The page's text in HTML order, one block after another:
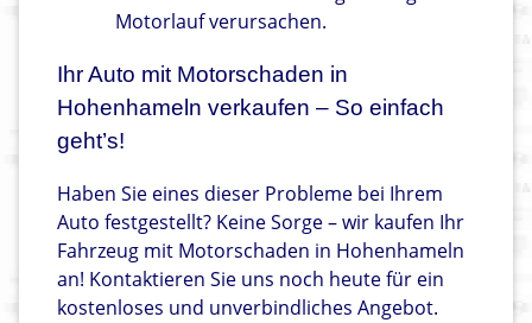
Motorlauf verursachen.
Ihr Auto mit Motorschaden in
Hohenhameln verkaufen – So einfach
geht’s!
Haben Sie eines dieser Probleme bei Ihrem
Auto festgestellt? Keine Sorge – wir kaufen Ihr
Fahrzeug mit Motorschaden in Hohenhameln
an! Kontaktieren Sie uns noch heute für ein
kostenloses und unverbindliches Angebot.